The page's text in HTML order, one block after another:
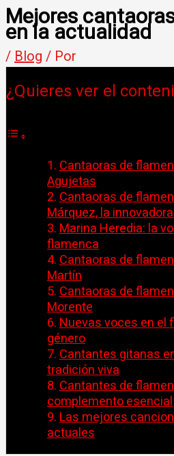
Mejores
en la actualidad
/ Blog / Por
¿Quieres ver el
Cantaoras de
Agujetas
Cantaoras de
Márquez, la
Marina Heredia: la
flamenca
Cantaoras de
Martín
Cantaoras de
Morente
Nuevas voces en el
género
Cantantes gitanas
tradición viva
Cantantes de
complemento esencial
Las mejores
actuales